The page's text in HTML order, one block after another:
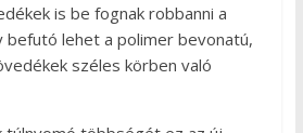
is be fognak robbanni a
befutó lehet a polimer bevonatú,
széles körben való